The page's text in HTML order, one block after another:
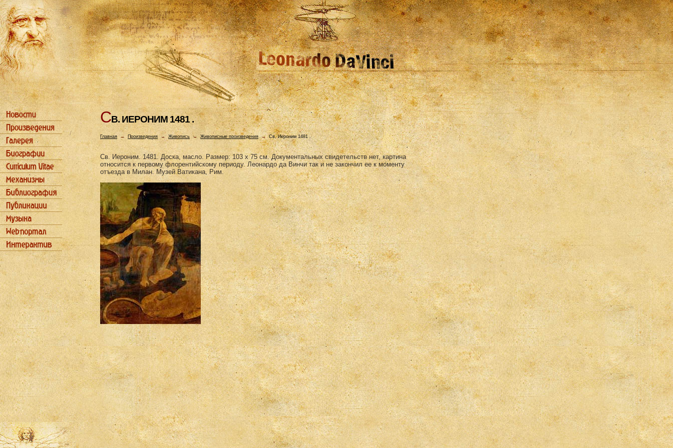
СВ. ИЕРОHИМ 1481 .
Главная→ Произведения → Живопись → Живописные произведения →Св. Иероним 1481 .
Св. Иероним. 1481. Доска, масло. Размер: 103 x 75 см. Документальных свидетельств нет, картина
относится к первому флорентийскому периоду. Леонардо да Винчи так и не закончил ее к моменту
отъезда в Милан. Музей Ватикана, Рим.